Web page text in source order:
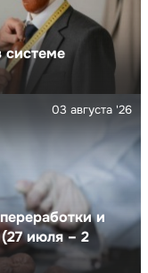
системе
и
июля – 2
03 августа '26